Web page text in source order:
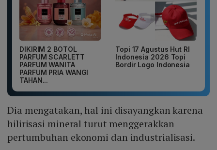
DIKIRIM 2 BOTOL
PARFUM SCARLETT
PARFUM WANITA
PARFUM PRIA WANGI
TAHAN...
Topi 17 Agustus Hut RI
Indonesia 2026 Topi
Bordir Logo Indonesia
Dia mengatakan, hal ini disayangkan karena
hilirisasi mineral turut menggerakkan
pertumbuhan ekonomi dan industrialisasi.